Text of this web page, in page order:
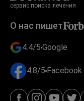
сервис поиска лечения
О нас пишет
4.4/5 Google
4.8/5 Facebook